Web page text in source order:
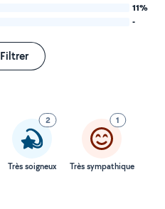
11%
-
Filtrer
2
Très soigneux
1
Très sympathique